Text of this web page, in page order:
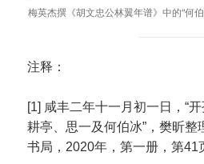
梅英杰撰《胡文忠公林翼年谱》中的“何
注释：
[1] 咸丰二年十一月初一日，“
耕亭、思一及何伯冰”，樊昕
书局，2020年，第一册，第41